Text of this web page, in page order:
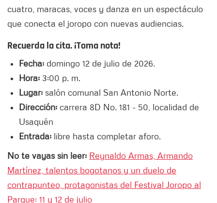
cuatro, maracas, voces y danza en un espectáculo
que conecta el joropo con nuevas audiencias.
Recuerda la cita. ¡Toma nota!
Fecha: domingo 12 de julio de 2026.
Hora: 3:00 p. m.
Lugar: salón comunal San Antonio Norte.
Dirección: carrera 8D No. 181 - 50, localidad de
Usaquén
Entrada: libre hasta completar aforo.
No te vayas sin leer: Reynaldo Armas, Armando
Martínez, talentos bogotanos y un duelo de
contrapunteo, protagonistas del Festival Joropo al
Parque: 11 y 12 de julio